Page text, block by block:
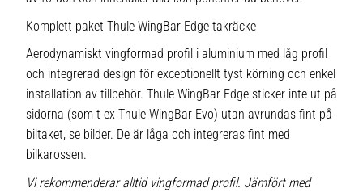
Komplett paket Thule WingBar Edge takräcke
Aerodynamiskt vingformad profil i aluminium med låg profil
och integrerad design för exceptionellt tyst körning och enkel
installation av tillbehör. Thule WingBar Edge sticker inte ut på
sidorna (som t ex Thule WingBar Evo) utan avrundas fint på
biltaket, se bilder. De är låga och integreras fint med
bilkarossen.
Vi rekommenderar alltid vingformad profil. Jämfört med